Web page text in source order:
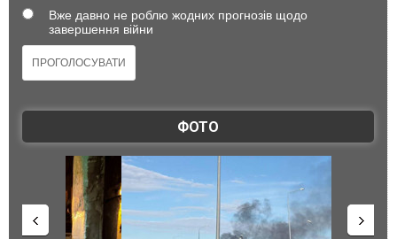
Вже давно не роблю жодних прогнозів щодо
завершення війни
ФОТО